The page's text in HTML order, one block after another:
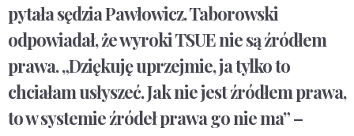
pytała sędzia Pawłowicz. Taborowski
odpowiadał, że wyroki TSUE nie są źródłem
prawa. „Dziękuję uprzejmie, ja tylko to
chciałam usłyszeć. Jak nie jest źródłem prawa,
to w systemie źródeł prawa go nie ma” –